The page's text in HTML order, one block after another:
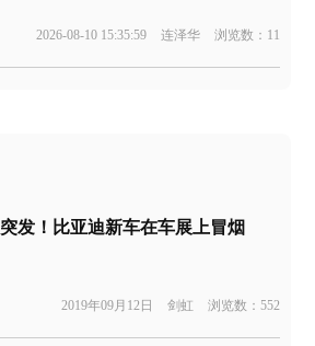
2026-08-10 15:35:59 连泽华 浏览数：11
突发！比亚迪新车在车展上冒烟
2019年09月12日 剑虹 浏览数：552